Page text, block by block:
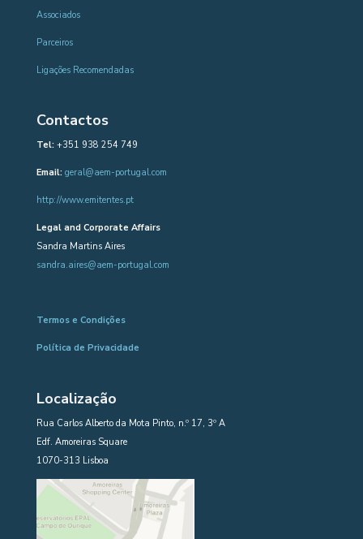
Associados
Parceiros
Ligações Recomendadas
Contactos
Tel:+351 938 254 749
Email: geral@aem-portugal.com
http://www.emitentes.pt
Legal and Corporate Affairs
Sandra Martins Aires
sandra.aires@aem-portugal.com
Termos e Condições
Política de Privacidade
Localização
Rua Carlos Alberto da Mota Pinto, n.º 17, 3º A
Edf. Amoreiras Square
1070-313 Lisboa